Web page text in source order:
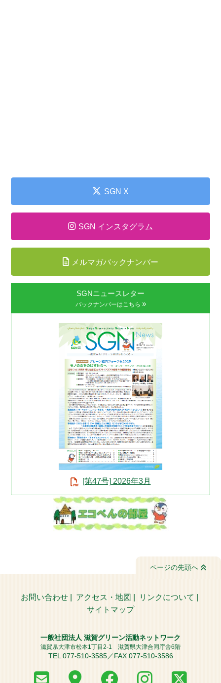
SGN X
SGN インスタグラム
メルマガバックナンバー
SGNニュースレター
バックナンバーはこちら »
[第47号] 2026年3月
ページの先頭へ
お問い合わせ アクセス・地図 リンクについて
サイトマップ
一般社団法人 滋賀グリーン活動ネットワーク
滋賀県大津市松本1丁目2-1 滋賀県大津合同庁舎6階
TEL 077-510-3585／FAX 077-510-3586